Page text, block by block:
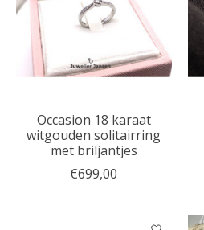
Occasion 18 karaat
witgouden solitairring
met briljantjes
€699,00